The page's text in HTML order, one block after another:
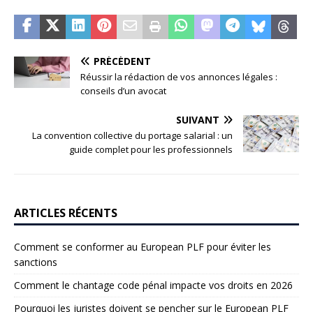
PRÉCÉDENT
Réussir la rédaction de vos annonces légales :
conseils d’un avocat
SUIVANT
La convention collective du portage salarial : un
guide complet pour les professionnels
ARTICLES RÉCENTS
Comment se conformer au European PLF pour éviter les
sanctions
Comment le chantage code pénal impacte vos droits en 2026
Pourquoi les juristes doivent se pencher sur le European PLF